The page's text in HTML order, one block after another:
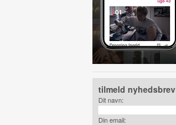
tilmeld nyhedsbrev
Dit navn:
Din email: